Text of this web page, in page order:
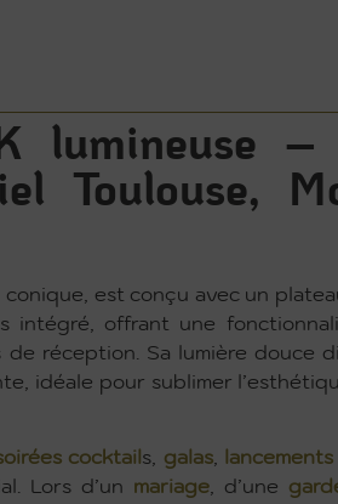
lumineuse –
Toulouse,
conique, est conçu avec un
intégré, offrant une
réception. Sa lumière douce
idéale pour sublimer
cocktail s, galas,
Lors d’un mariage, d’une